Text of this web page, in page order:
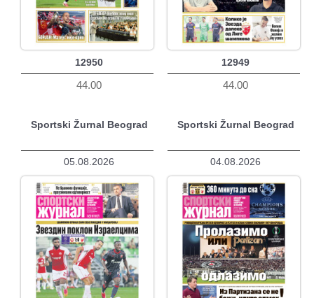
12950
44.00
12949
44.00
Sportski Žurnal Beograd
05.08.2026
Sportski Žurnal Beograd
04.08.2026